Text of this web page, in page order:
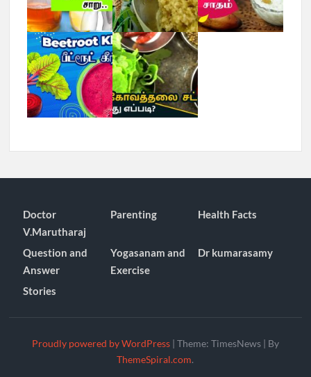
Doctor
V.Marutharaj
Parenting Health Facts
Question and
Answer
Yogasanam and
Exercise
Dr kumarasamy
Stories
Proudly powered by WordPress Theme: TimesNews
By
ThemeSpiral.com.